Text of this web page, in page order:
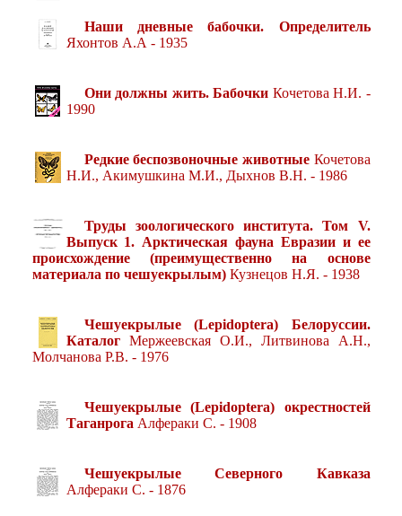
Наши дневные бабочки. Определитель
Яхонтов А.А - 1935
Они должны жить. Бабочки Кочетова Н.И. -
1990
Редкие беспозвоночные животныеКочетова
Н.И., Акимушкина М.И., Дыхнов В.Н. - 1986
Труды зоологического института. Том V.
Выпуск 1. Арктическая фауна Евразии и ее
происхождение (преимущественно на основе
материала по чешуекрылым)Кузнецов Н.Я. - 1938
Чешуекрылые (Lepidoptera) Белоруссии.
КаталогМержеевская О.И., Литвинова А.Н.,
Молчанова Р.В. - 1976
Чешуекрылые (Lepidoptera) окрестностей
Таганрога Алфераки С. - 1908
Чешуекрылые Северного Кавказа
Алфераки С. - 1876